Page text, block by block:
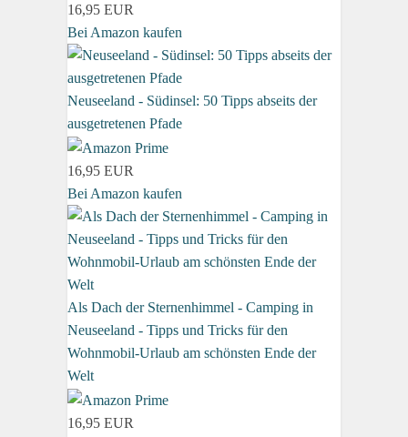
16,95 EUR
Bei Amazon kaufen
Neuseeland - Südinsel: 50 Tipps abseits der
ausgetretenen Pfade
16,95 EUR
Bei Amazon kaufen
Als Dach der Sternenhimmel - Camping in
Neuseeland - Tipps und Tricks für den
Wohnmobil-Urlaub am schönsten Ende der
Welt
16,95 EUR